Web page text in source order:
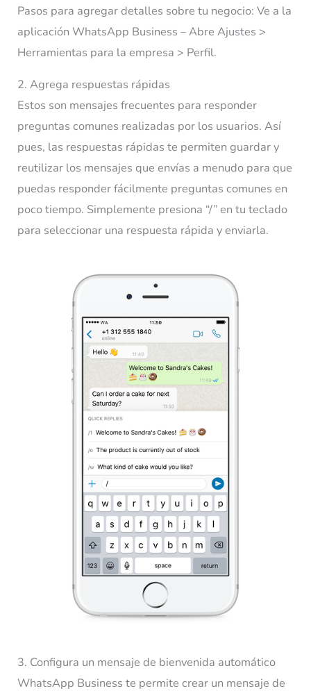
Pasos para agregar detalles sobre tu negocio: Ve a la
aplicación WhatsApp Business – Abre Ajustes >
Herramientas para la empresa > Perfil.
2. Agrega respuestas rápidas
Estos son mensajes frecuentes para responder
preguntas comunes realizadas por los usuarios. Así
pues, las respuestas rápidas te permiten guardar y
reutilizar los mensajes que envías a menudo para que
puedas responder fácilmente preguntas comunes en
poco tiempo. Simplemente presiona “/” en tu teclado
para seleccionar una respuesta rápida y enviarla.
3. Configura un mensaje de bienvenida automático
WhatsApp Business te permite crear un mensaje de